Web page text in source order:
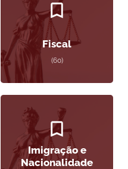
Fiscal
(60)
Imigração e
Nacionalidade